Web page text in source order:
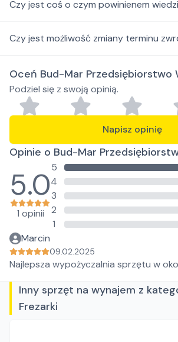
Czy jest coś o czym powinienem
Czy jest możliwość zmiany terminu
Oceń Bud-Mar Przedsiębiorstwo
Marcin Pączek
Podziel się z swoją opinią.
Napisz opinię
Opinie o Bud-Mar
Wielobranżowe Marcin Pączek
5.0
1 opinii
5
4
3
2
1
Marcin
09.02.2025
Najlepsza wypożyczalnia sprzętu w
Inny sprzęt na wynajem z
Frezarki